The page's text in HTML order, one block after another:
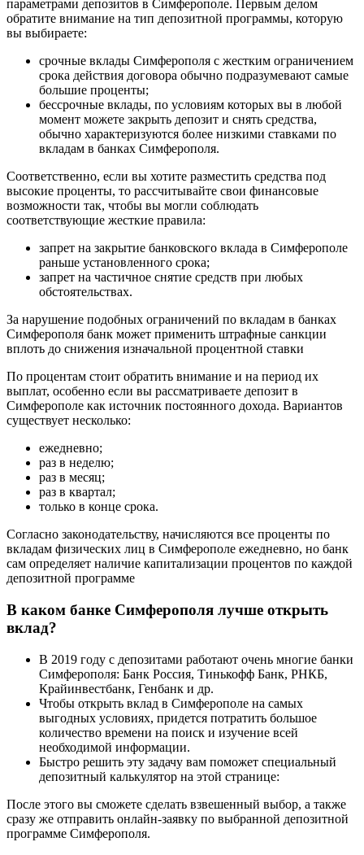
параметрами депозитов в Симферополе. Первым делом
обратите внимание на тип депозитной программы, которую
вы выбираете:
срочные вклады Симферополя с жестким ограничением
срока действия договора обычно подразумевают самые
большие проценты;
бессрочные вклады, по условиям которых вы в любой
момент можете закрыть депозит и снять средства,
обычно характеризуются более низкими ставками по
вкладам в банках Симферополя.
Соответственно, если вы хотите разместить средства под
высокие проценты, то рассчитывайте свои финансовые
возможности так, чтобы вы могли соблюдать
соответствующие жесткие правила:
запрет на закрытие банковского вклада в Симферополе
раньше установленного срока;
запрет на частичное снятие средств при любых
обстоятельствах.
За нарушение подобных ограничений по вкладам в банках
Симферополя банк может применить штрафные санкции
вплоть до снижения изначальной процентной ставки
По процентам стоит обратить внимание и на период их
выплат, особенно если вы рассматриваете депозит в
Симферополе как источник постоянного дохода. Вариантов
существует несколько:
ежедневно;
раз в неделю;
раз в месяц;
раз в квартал;
только в конце срока.
Согласно законодательству, начисляются все проценты по
вкладам физических лиц в Симферополе ежедневно, но банк
сам определяет наличие капитализации процентов по каждой
депозитной программе
В каком банке Симферополя лучше открыть
вклад?
В 2019 году с депозитами работают очень многие банки
Симферополя: Банк Россия, Тинькофф Банк, РНКБ,
Крайинвестбанк, Генбанк и др.
Чтобы открыть вклад в Симферополе на самых
выгодных условиях, придется потратить большое
количество времени на поиск и изучение всей
необходимой информации.
Быстро решить эту задачу вам поможет специальный
депозитный калькулятор на этой странице:
После этого вы сможете сделать взвешенный выбор, а также
сразу же отправить онлайн-заявку по выбранной депозитной
программе Симферополя.